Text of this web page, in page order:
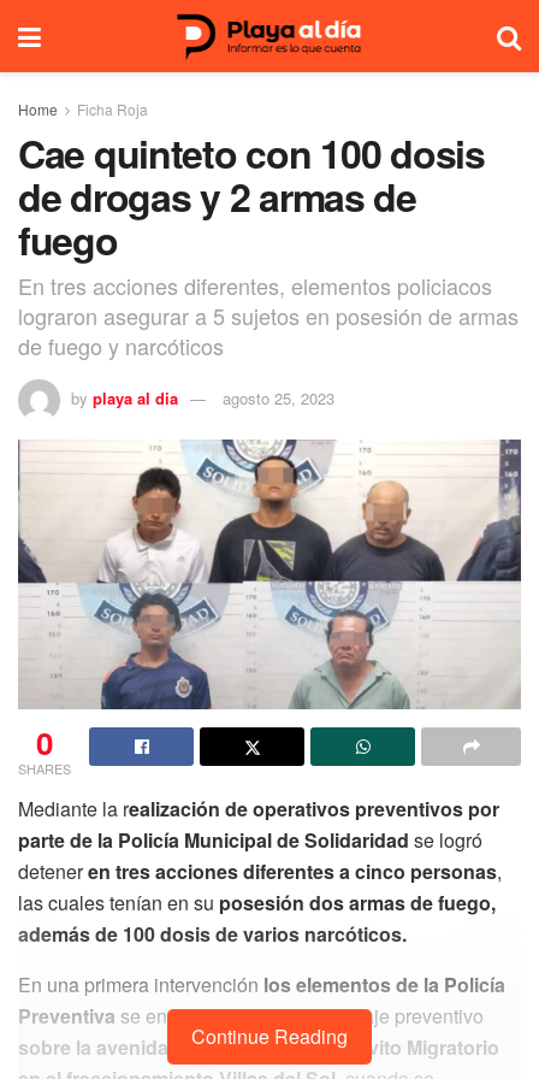
Home Ficha Roja
Cae quinteto con 100 dosis
de drogas y 2 armas de
fuego
En tres acciones diferentes, elementos policiacos
lograron asegurar a 5 sujetos en posesión de armas
de fuego y narcóticos
by playa al dia agosto 25, 2023
0
SHARES
Mediante la realización de operativos preventivos por
parte de la Policía Municipal de Solidaridad se logró
deteneren tres acciones diferentes a cinco personas,
las cuales tenían en su posesión dos armas de fuego,
además de 100 dosis de varios narcóticos.
En una primera intervención los elementos de la Policía
Preventiva se encontraban en un patrullaje preventivo
sobre la avenida Azulejos con calle Pavito Migratorio
Continue Reading